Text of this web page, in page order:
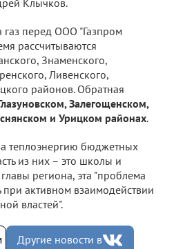
газ перед ООО "Газпром
рассчитываются
Знаменского,
Ливенского,
районов. Обратная
Залегощенском,
и Урицком районах.
теплоэнергию бюджетных
из них – это школы и
региона, эта "проблема
активном взаимодействии
властей".
Другие новости в